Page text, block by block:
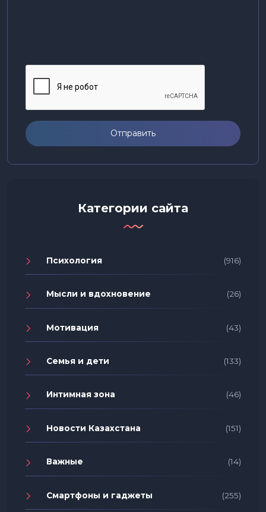
Отправить
Категории сайта
Психология (916)
Мысли и вдохновение (26)
Мотивация (43)
Семья и дети (133)
Интимная зона (46)
Новости Казахстана (151)
Важные (14)
Смартфоны и гаджеты (255)